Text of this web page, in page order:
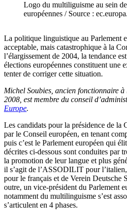
Logo du multiliguisme au sein
européennes / Source :
La politique linguistique au Parlement
acceptable, mais catastrophique à la
l’élargissement de 2004, la tendance
élections européennes constituent une
tenter de corriger cette situation.
Michel Soubies, ancien fonctionnaire
2008, est membre du conseil
Europe.
Les candidats pour la présidence de la
par le Conseil européen, en tenant
puis c’est le Parlement européen qui
décrites ci-dessous sont conduites par
la promotion de leur langue et plus
il s’agit de l’ASSODILIT pour
pour le français et de Verein Deutsche
outre, un vice-président du Parlement
notamment du multilinguisme s’est
s’articulent en 4 phases.